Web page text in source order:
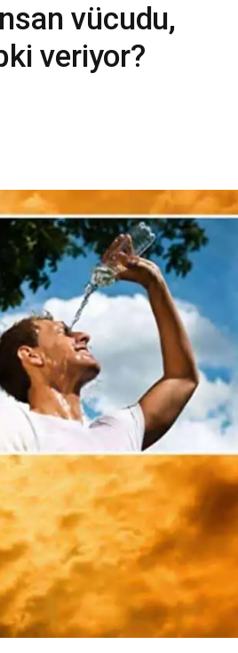
vücudu,
veriyor?